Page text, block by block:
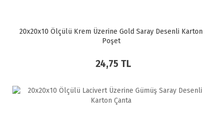
20x20x10 Ölçülü Krem Üzerine Gold Saray Desenli Karton
Poşet
24,75 TL